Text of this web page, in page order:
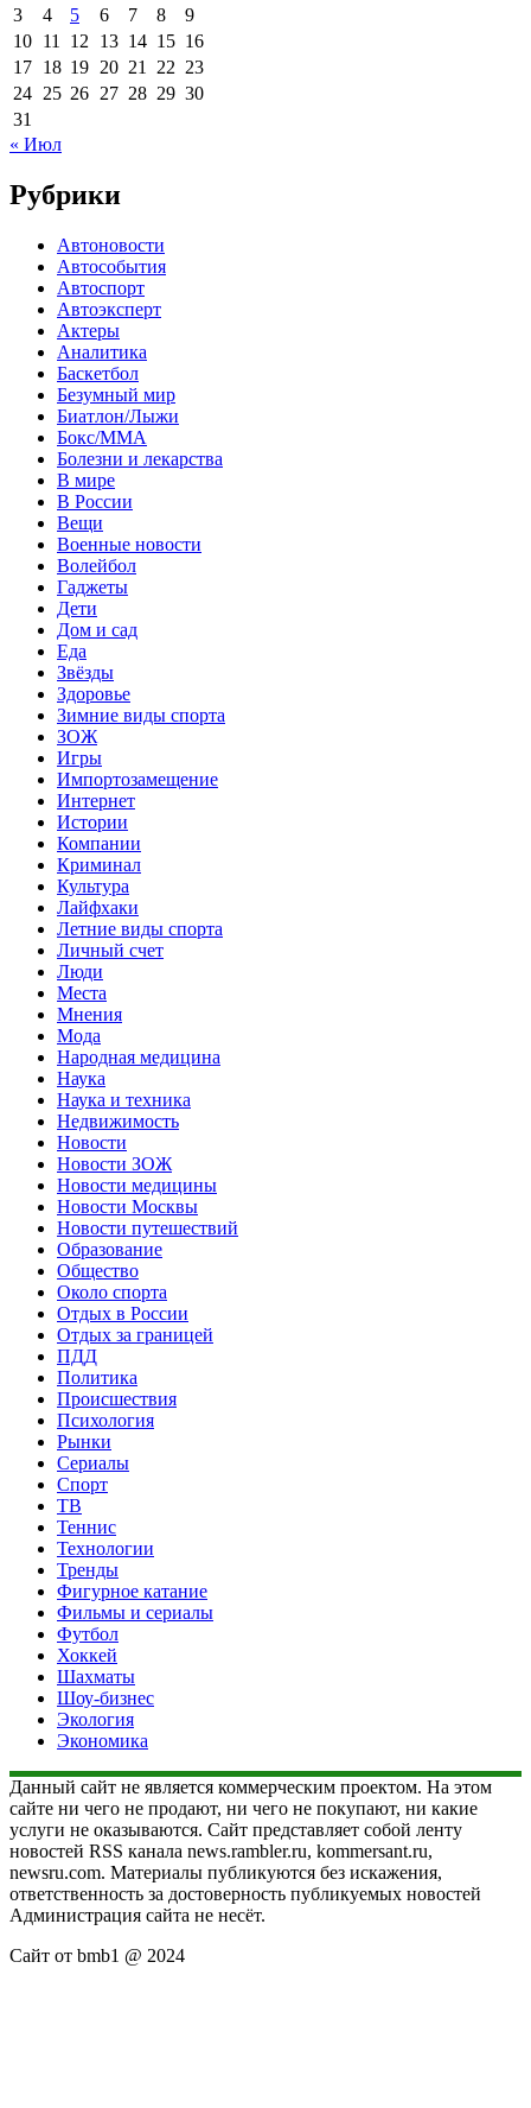
3
4 5 6 7 8
9
10 11 12 13 14 15 16
17 18 19 20 21 22 23
24 25 26 27 28 29 30
31
« Июл
Рубрики
Автоновости
Автособытия
Автоспорт
Автоэксперт
Актеры
Аналитика
Баскетбол
Безумный мир
Биатлон/Лыжи
Бокс/MMA
Болезни и лекарства
В мире
В России
Вещи
Военные новости
Волейбол
Гаджеты
Дети
Дом и сад
Еда
Звёзды
Здоровье
Зимние виды спорта
ЗОЖ
Игры
Импортозамещение
Интернет
Истории
Компании
Криминал
Культура
Лайфхаки
Летние виды спорта
Личный счет
Люди
Места
Мнения
Мода
Народная медицина
Наука
Наука и техника
Недвижимость
Новости
Новости ЗОЖ
Новости медицины
Новости Москвы
Новости путешествий
Образование
Общество
Около спорта
Отдых в России
Отдых за границей
ПДД
Политика
Происшествия
Психология
Рынки
Сериалы
Спорт
ТВ
Теннис
Технологии
Тренды
Фигурное катание
Фильмы и сериалы
Футбол
Хоккей
Шахматы
Шоу-бизнес
Экология
Экономика
Данный сайт не является коммерческим проектом. На этом
сайте ни чего не продают, ни чего не покупают, ни какие
услуги не оказываются. Сайт представляет собой ленту
новостей RSS канала news.rambler.ru, kommersant.ru,
newsru.com. Материалы публикуются без искажения,
ответственность за достоверность публикуемых новостей
Администрация сайта не несёт.
Сайт от bmb1 @ 2024